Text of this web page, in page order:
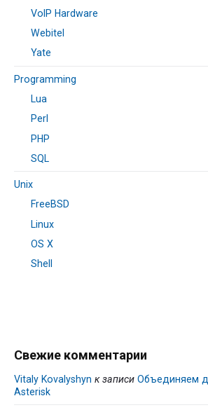
VoIP Hardware
Webitel
Yate
Programming
Lua
Perl
PHP
SQL
Unix
FreeBSD
Linux
OS X
Shell
Свежие комментарии
Vitaly Kovalyshyn к записи Объединяем
Asterisk